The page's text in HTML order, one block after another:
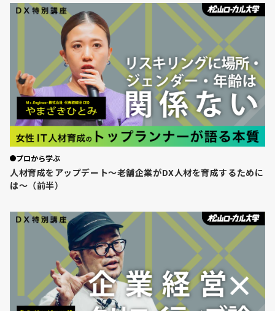
プロから学ぶ
人材育成をアップデート～老舗企業がDX人材を育成するために
は～（前半）